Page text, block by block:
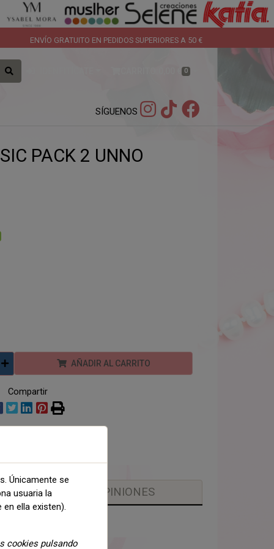
ENVÍO GRATUITO EN PEDIDOS SUPERIORES A 50 €
0
SÍGUENOS
PACK 2 UNNO
AÑADIR AL CARRITO
Compartir
OPINIONES
Únicamente se
usuaria la
ella existen).
cookies pulsando